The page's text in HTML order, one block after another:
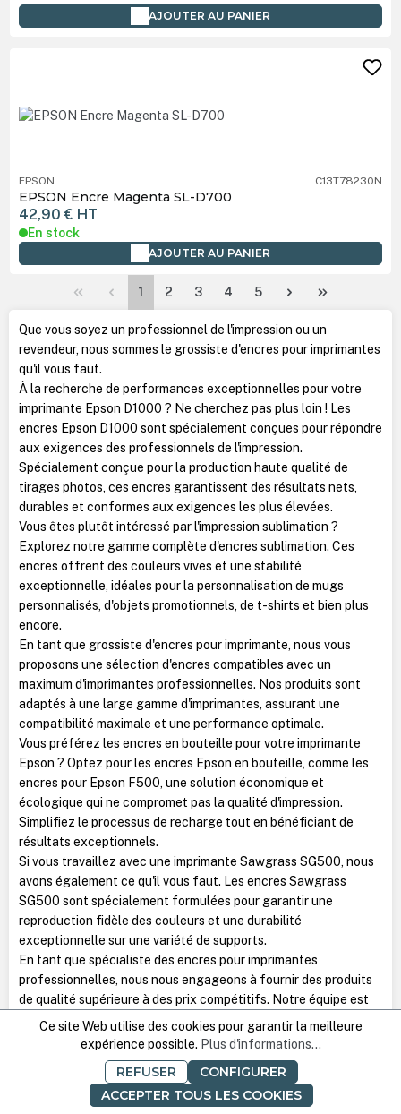
AJOUTER AU PANIER
EPSON C13T78230N
EPSON Encre Magenta SL-D700
42,90 € HT
En stock
AJOUTER AU PANIER
Page
1 Page
2 Page
3 Page
4 Page
5
Que vous soyez un professionnel de l'impression ou un
revendeur, nous sommes le grossiste d'encres pour imprimantes
qu'il vous faut.
À la recherche de performances exceptionnelles pour votre
imprimante Epson D1000 ? Ne cherchez pas plus loin ! Les
encres Epson D1000 sont spécialement conçues pour répondre
aux exigences des professionnels de l'impression.
Spécialement conçue pour la production haute qualité de
tirages photos, ces encres garantissent des résultats nets,
durables et conformes aux exigences les plus élevées.
Vous êtes plutôt intéressé par l'impression sublimation ?
Explorez notre gamme complète d'encres sublimation. Ces
encres offrent des couleurs vives et une stabilité
exceptionnelle, idéales pour la personnalisation de mugs
personnalisés, d'objets promotionnels, de t-shirts et bien plus
encore.
En tant que grossiste d'encres pour imprimante, nous vous
proposons une sélection d'encres compatibles avec un
maximum d'imprimantes professionnelles. Nos produits sont
adaptés à une large gamme d'imprimantes, assurant une
compatibilité maximale et une performance optimale.
Vous préférez les encres en bouteille pour votre imprimante
Epson ? Optez pour les encres Epson en bouteille, comme les
encres pour Epson F500, une solution économique et
écologique qui ne compromet pas la qualité d'impression.
Simplifiez le processus de recharge tout en bénéficiant de
résultats exceptionnels.
Si vous travaillez avec une imprimante Sawgrass SG500, nous
avons également ce qu'il vous faut. Les encres Sawgrass
SG500 sont spécialement formulées pour garantir une
reproduction fidèle des couleurs et une durabilité
exceptionnelle sur une variété de supports.
En tant que spécialiste des encres pour imprimantes
professionnelles, nous nous engageons à fournir des produits
de qualité supérieure à des prix compétitifs. Notre équipe est
toujours prête à vous conseiller et à répondre à toutes vos
questions pour vous aider à choisir les encres adaptées à vos
besoins spécifiques et à votre parc d'imprimantes.
Ce site Web utilise des cookies pour garantir la meilleure
expérience possible. Plus d'informations...
REFUSER
CONFIGURER
ACCEPTER TOUS LES COOKIES